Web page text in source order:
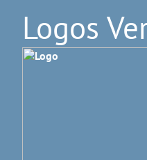
Logos